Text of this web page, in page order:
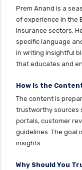
Prem Anand is a
of experience in the
Insurance sectors.
specific language
in writing insightful
that educates and
How is the
The content is
trustworthy sources
portals, customer
guidelines. The goal
insights.
Why Should You